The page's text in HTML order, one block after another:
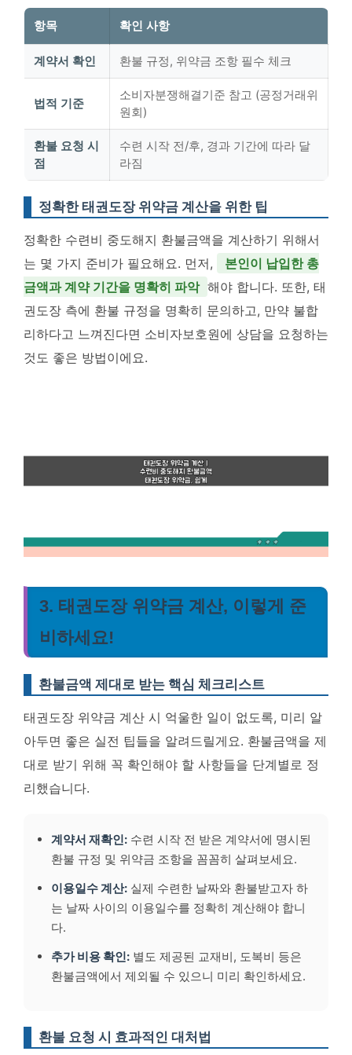
항목 확인 사항
계약서 확인 환불 규정, 위약금 조항 필수 체크
법적 기준
소비자분쟁해결기준 참고 (공정거래위
원회)
환불 요청 시
점
수련 시작 전/후, 경과 기간에 따라 달
라짐
정확한 태권도장 위약금 계산을 위한 팁
정확한 수련비 중도해지 환불금액을 계산하기 위해서
는 몇 가지 준비가 필요해요. 먼저,
본인이 납입한 총
금액과 계약 기간을 명확히 파악 해야 합니다. 또한, 태
권도장 측에 환불 규정을 명확히 문의하고, 만약 불합
리하다고 느껴진다면 소비자보호원에 상담을 요청하는
것도 좋은 방법이에요.
3. 태권도장 위약금 계산, 이렇게 준
비하세요!
환불금액 제대로 받는 핵심 체크리스트
태권도장 위약금 계산 시 억울한 일이 없도록, 미리 알
아두면 좋은 실전 팁들을 알려드릴게요. 환불금액을 제
대로 받기 위해 꼭 확인해야 할 사항들을 단계별로 정
리했습니다.
계약서 재확인: 수련 시작 전 받은 계약서에 명시된
환불 규정 및 위약금 조항을 꼼꼼히 살펴보세요.
이용일수 계산: 실제 수련한 날짜와 환불받고자 하
는 날짜 사이의 이용일수를 정확히 계산해야 합니
다.
추가 비용 확인: 별도 제공된 교재비, 도복비 등은
환불금액에서 제외될 수 있으니 미리 확인하세요.
환불 요청 시 효과적인 대처법